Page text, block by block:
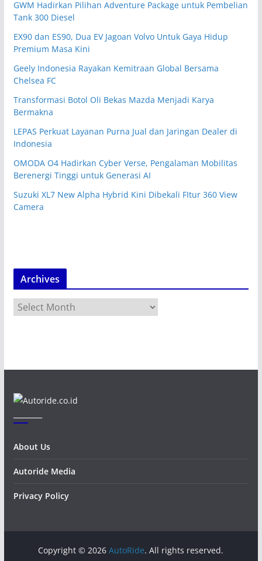
GWM Hadirkan Pilihan Adventure Package untuk Pembelian
Tank 300 Diesel
EX90 dan ES90, Dua EV Jagoan Volvo Untuk Gaya Hidup
Premium Masa Kini
Geely Indonesia Rayakan Kemitraan Global Bersama
Chelsea FC
Transformasi Botol Oli Bekas Mazda Menjadi Karya
Bermakna
LEPAS Perkuat Layanan Purna Jual dan Jaringan Dealer di
Indonesia
OMODA O4 Hadirkan Cyber Verse, Pengalaman Mobilitas
Berenergi Tinggi untuk Generasi AI
Suzuki XL7 New Alpha Hybrid Kini Dibekali FItur 360 View
Camera
Archives
e
About Us
Autoride Media
Privacy Policy
Copyright © 2026AutoRide. All rights reserved.